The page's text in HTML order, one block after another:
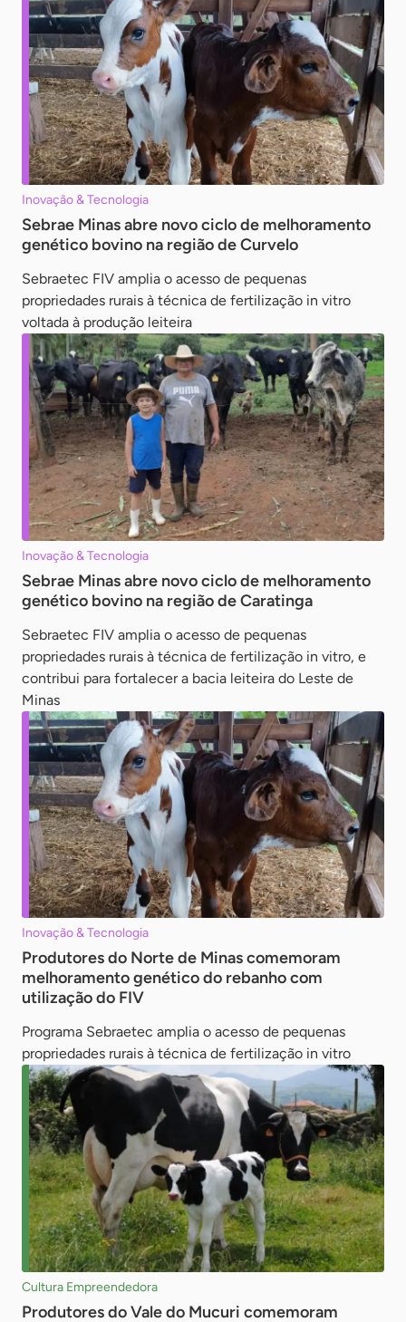
Inovação & Tecnologia
Sebrae Minas abre novo ciclo de melhoramento
genético bovino na região de Curvelo
Sebraetec FIV amplia o acesso de pequenas
propriedades rurais à técnica de fertilização in vitro
voltada à produção leiteira
Inovação & Tecnologia
Sebrae Minas abre novo ciclo de melhoramento
genético bovino na região de Caratinga
Sebraetec FIV amplia o acesso de pequenas
propriedades rurais à técnica de fertilização in vitro, e
contribui para fortalecer a bacia leiteira do Leste de
Minas
Inovação & Tecnologia
Produtores do Norte de Minas comemoram
melhoramento genético do rebanho com
utilização do FIV
Programa Sebraetec amplia o acesso de pequenas
propriedades rurais à técnica de fertilização in vitro
Cultura Empreendedora
Produtores do Vale do Mucuri comemoram